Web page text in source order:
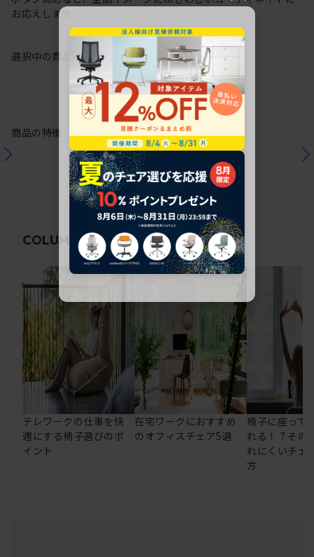
お応えします。
選択中の商品情報 保証 注意事項
商品の特徴
COLUMN関連コラム
テレワークの仕事を快
適にする椅子選びのポ
イント
在宅ワークにおすすめ
のオフィスチェア5選
椅子に座って
れる！？その
れにくいチェ
方